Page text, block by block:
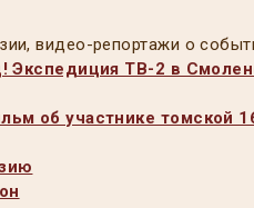
видео-репортажи о
Экспедиция ТВ-2 в
об участнике томской